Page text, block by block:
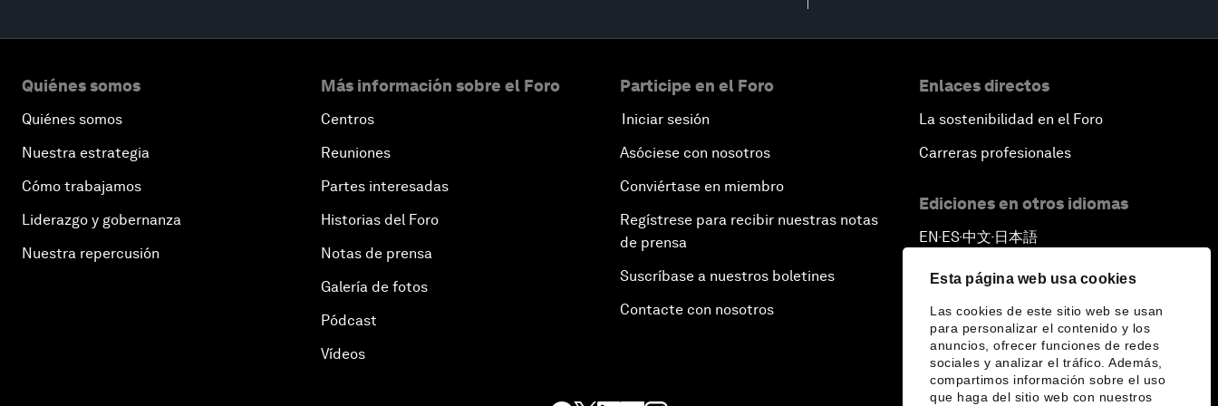
Esta página web usa cookies
Las cookies de este sitio web se usan
para personalizar el contenido y los
anuncios, ofrecer funciones de redes
sociales y analizar el tráfico. Además,
compartimos información sobre el uso
que haga del sitio web con nuestros
Quiénes somos
Quiénes somos
Nuestra estrategia
Cómo trabajamos
Liderazgo y gobernanza
Nuestra repercusión
Más información sobre el Foro
Centros
Reuniones
Partes interesadas
Historias del Foro
Notas de prensa
Galería de fotos
Pódcast
Vídeos
Participe en el Foro
Iniciar sesión
Asóciese con nosotros
Conviértase en miembro
Regístrese para recibir nuestras notas
de prensa
Suscríbase a nuestros boletines
Contacte con nosotros
Enlaces directos
La sostenibilidad en el Foro
Carreras profesionales
Ediciones en otros idiomas
EN ▪ES▪中文▪ 日本語